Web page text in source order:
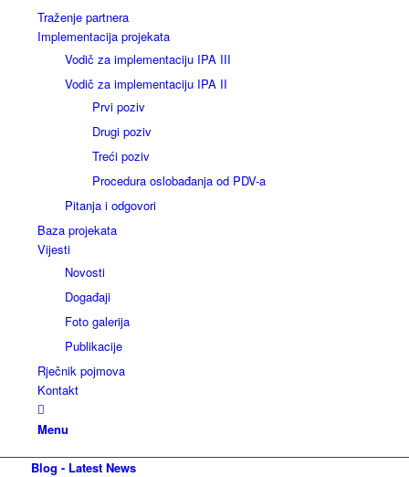
Traženje partnera
Implementacija projekata
Vodič za implementaciju IPA III
Vodič za implementaciju IPA II
Prvi poziv
Drugi poziv
Treći poziv
Procedura oslobađanja od PDV-a
Pitanja i odgovori
Baza projekata
Vijesti
Novosti
Događaji
Foto galerija
Publikacije
Rječnik pojmova
Kontakt
Menu
Blog - Latest News